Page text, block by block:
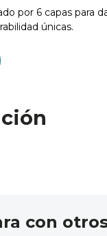
por 6 capas para
únicas.
de 162 mm.
de 5 mm de
con